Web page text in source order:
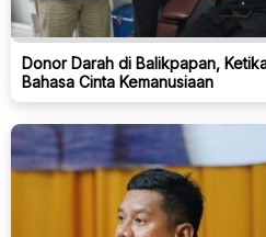
Donor Darah di Balikpapan,
Bahasa Cinta Kemanusiaan